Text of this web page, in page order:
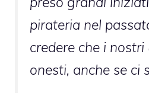
pirateria nel
credere che i
onesti, anche se ci